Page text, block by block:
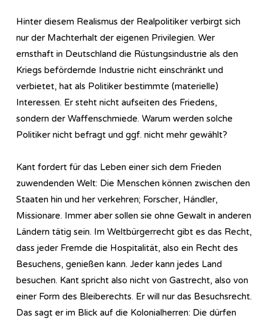
Hinter diesem Realismus der Realpolitiker verbirgt sich
nur der Machterhalt der eigenen Privilegien. Wer
ernsthaft in Deutschland die Rüstungsindustrie als den
Kriegs befördernde Industrie nicht einschränkt und
verbietet, hat als Politiker bestimmte (materielle)
Interessen. Er steht nicht aufseiten des Friedens,
sondern der Waffenschmiede. Warum werden solche
Politiker nicht befragt und ggf. nicht mehr gewählt?
Kant fordert für das Leben einer sich dem Frieden
zuwendenden Welt: Die Menschen können zwischen den
Staaten hin und her verkehren; Forscher, Händler,
Missionare. Immer aber sollen sie ohne Gewalt in anderen
Ländern tätig sein. Im Weltbürgerrecht gibt es das Recht,
dass jeder Fremde die Hospitalität, also ein Recht des
Besuchens, genießen kann. Jeder kann jedes Land
besuchen. Kant spricht also nicht von Gastrecht, also von
einer Form des Bleiberechts. Er will nur das Besuchsrecht.
Das sagt er im Blick auf die Kolonialherren: Die dürfen